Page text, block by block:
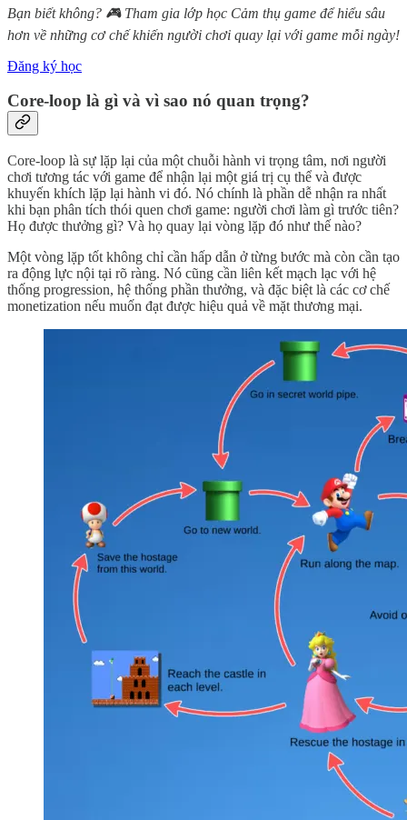
Bạn biết không? 🎮 Tham gia lớp học Cảm thụ game để hiểu sâu
hơn về những cơ chế khiến người chơi quay lại với game mỗi ngày!
Đăng ký học
Core-loop là gì và vì sao nó quan trọng?
Core-loop là sự lặp lại của một chuỗi hành vi trọng tâm, nơi người
chơi tương tác với game để nhận lại một giá trị cụ thể và được
khuyến khích lặp lại hành vi đó. Nó chính là phần dễ nhận ra nhất
khi bạn phân tích thói quen chơi game: người chơi làm gì trước tiên?
Họ được thưởng gì? Và họ quay lại vòng lặp đó như thế nào?
Một vòng lặp tốt không chỉ cần hấp dẫn ở từng bước mà còn cần tạo
ra động lực nội tại rõ ràng. Nó cũng cần liên kết mạch lạc với hệ
thống progression, hệ thống phần thưởng, và đặc biệt là các cơ chế
monetization nếu muốn đạt được hiệu quả về mặt thương mại.